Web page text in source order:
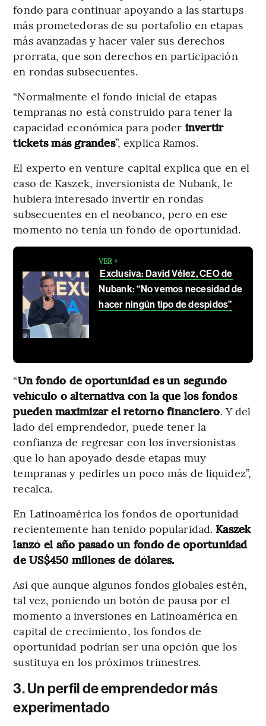
fondo para continuar apoyando a las startups
más prometedoras de su portafolio en etapas
más avanzadas y hacer valer sus derechos
prorrata, que son derechos en participación
en rondas subsecuentes.
“Normalmente el fondo inicial de etapas
tempranas no está construido para tener la
capacidad económica para poder invertir
tickets más grandes”, explica Ramos.
El experto en venture capital explica que en el
caso de Kaszek, inversionista de Nubank, le
hubiera interesado invertir en rondas
subsecuentes en el neobanco, pero en ese
momento no tenía un fondo de oportunidad.
VER +
Exclusiva: David Vélez, CEO de
Nubank: “No vemos necesidad de
hacer ningún tipo de despidos”
“Un fondo de oportunidad es un segundo
vehículo o alternativa con la que los fondos
pueden maximizar el retorno financiero. Y del
lado del emprendedor, puede tener la
confianza de regresar con los inversionistas
que lo han apoyado desde etapas muy
tempranas y pedirles un poco más de liquidez”,
recalca.
En Latinoamérica los fondos de oportunidad
recientemente han tenido popularidad. Kaszek
lanzó el año pasado un fondo de oportunidad
de US$450 millones de dólares.
Así que aunque algunos fondos globales estén,
tal vez, poniendo un botón de pausa por el
momento a inversiones en Latinoamérica en
capital de crecimiento, los fondos de
oportunidad podrían ser una opción que los
sustituya en los próximos trimestres.
3. Un perfil de emprendedor más
experimentado